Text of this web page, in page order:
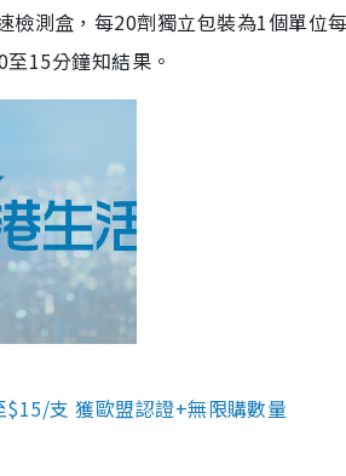
測盒，每20劑獨立包裝為1個單位
15分鐘知結果。
支 獲歐盟認證+無限購數量